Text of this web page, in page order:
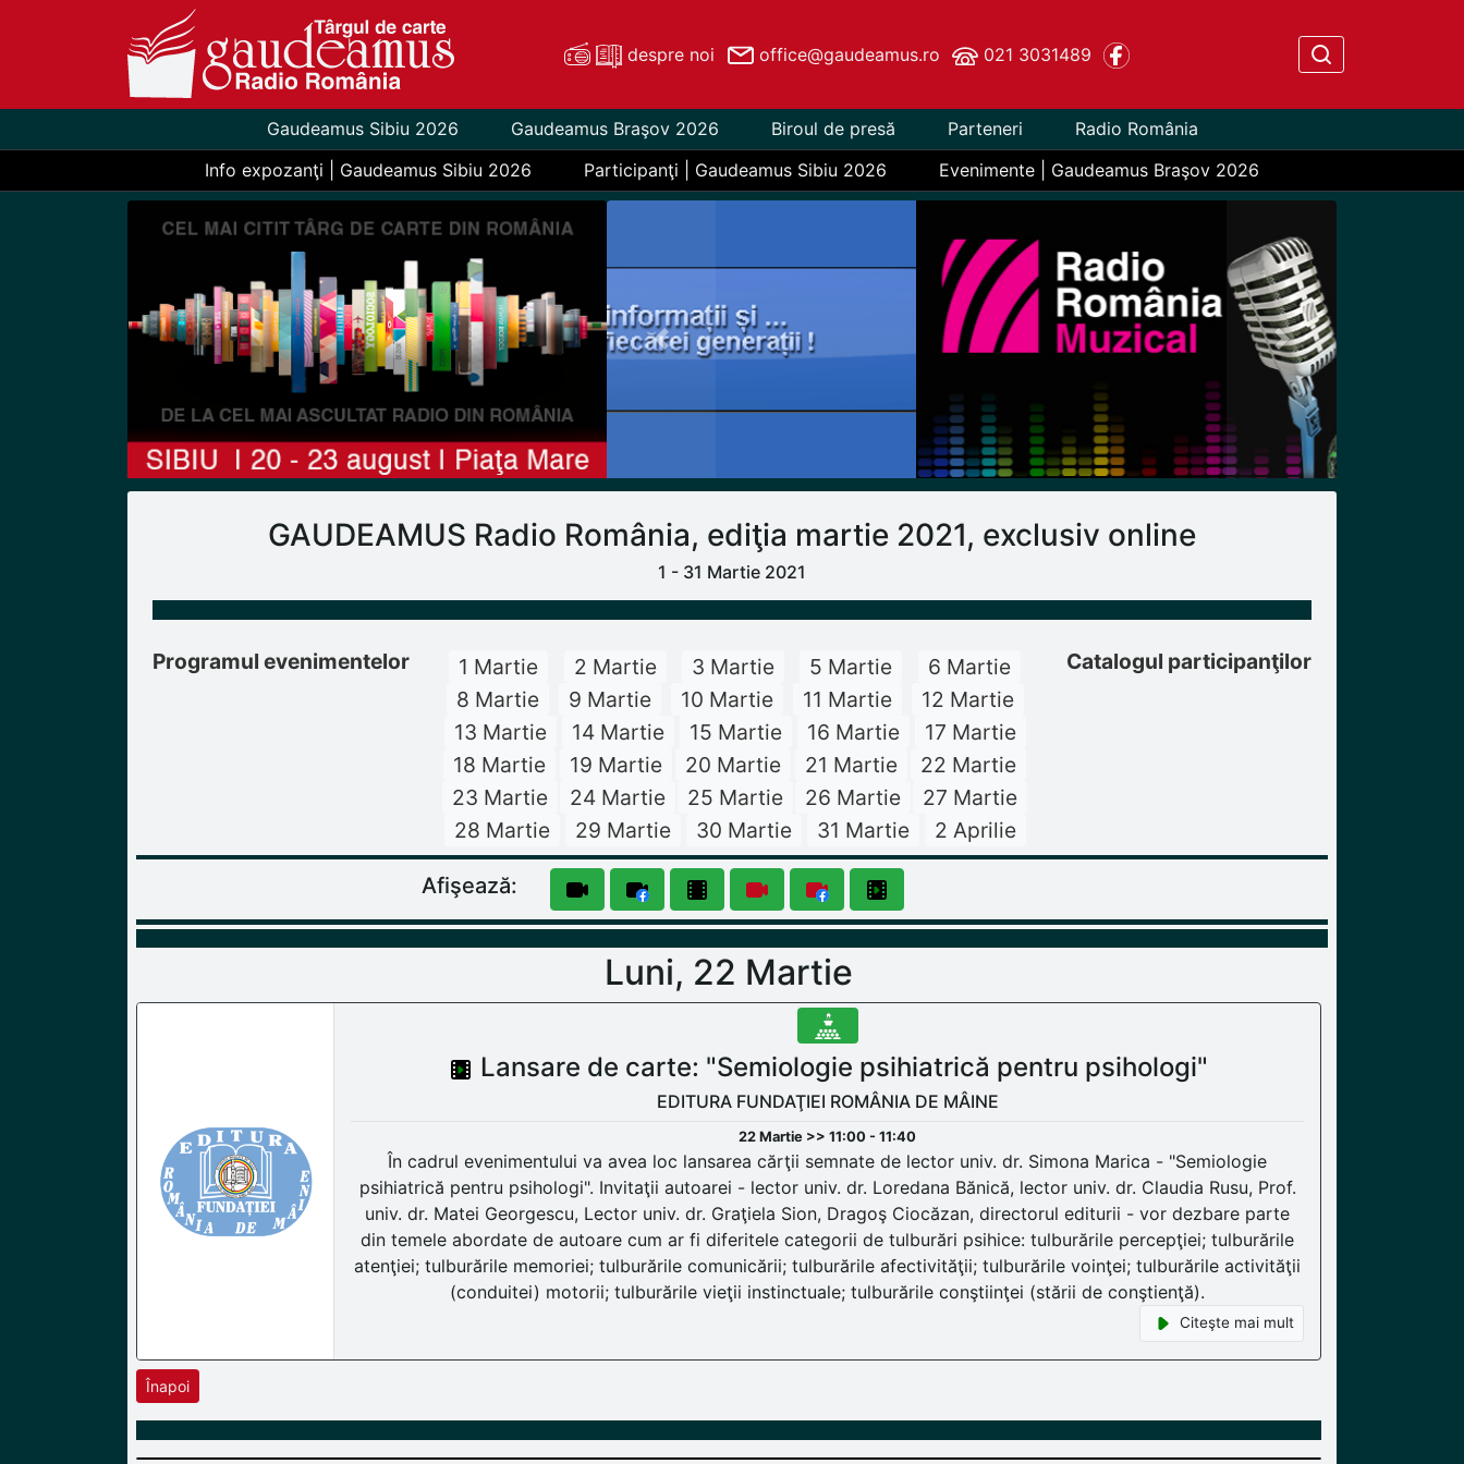
despre noi office@gaudeamus.ro 021 3031489
Gaudeamus Sibiu 2026 Gaudeamus Braşov 2026 Biroul de presă Parteneri
Radio România
Info expozanţi | Gaudeamus Sibiu 2026
Participanţi | Gaudeamus Sibiu 2026 Evenimente | Gaudeamus Braşov 2026
Previous Next
GAUDEAMUS Radio România, ediţia martie 2021, exclusiv online
1 - 31 Martie 2021
Programul evenimentelor 1 Martie 2 Martie 3 Martie 5 Martie
6 Martie
8 Martie
9 Martie 10 Martie 11 Martie
12 Martie
13 Martie
14 Martie 15 Martie 16 Martie
17 Martie
18 Martie
19 Martie 20 Martie 21 Martie
22 Martie
23 Martie
24 Martie 25 Martie 26 Martie
27 Martie
28 Martie
29 Martie 30 Martie 31 Martie 2 Aprilie
Catalogul participanţilor
Afişează:
Luni, 22 Martie
Lansare de carte: "Semiologie psihiatrică pentru psihologi"
EDITURA FUNDAŢIEI ROMÂNIA DE MÂINE
22 Martie >> 11:00 - 11:40
În cadrul evenimentului va avea loc lansarea cărţii semnate de lector univ. dr. Simona Marica - "Semiologie
psihiatrică pentru psihologi". Invitaţii autoarei - lector univ. dr. Loredana Bănică, lector univ. dr. Claudia Rusu, Prof.
univ. dr. Matei Georgescu, Lector univ. dr. Graţiela Sion, Dragoş Ciocăzan, directorul editurii - vor dezbare parte
din temele abordate de autoare cum ar fi diferitele categorii de tulburări psihice: tulburările percepţiei; tulburările
atenţiei; tulburările memoriei; tulburările comunicării; tulburările afectivităţii; tulburările voinţei; tulburările activităţii
(conduitei) motorii; tulburările vieţii instinctuale; tulburările conştiinţei (stării de conştienţă).
Citeşte mai mult
Înapoi